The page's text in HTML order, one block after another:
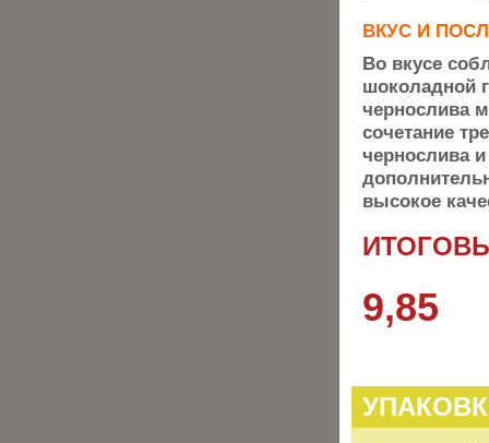
ВКУС И
Во вкусе
шоколадной
чернослива
сочетание
чернослива
высокое
9,85